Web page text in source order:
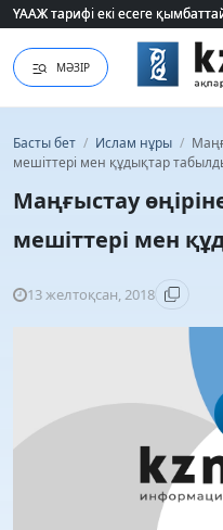
ҮААЖ тарифі екі есеге
ҮААЖ тарифі екі есеге
МӘЗІР
Басты бет / Ислам нұры /
мешіттері мен құдықтар
Маңғыстау
мешіттері мен
13 желтоқсан, 2018